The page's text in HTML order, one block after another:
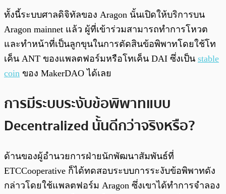
ทั้งนี้ระบบศาลดิจิทัลของ Aragon นั้นเปิดให้บริการบน
Aragon mainnet แล้ว ผู้ที่เข้าร่วมสามารถทำการโหวต
และทำหน้าที่เป็นลูกขุนในการตัดสินข้อพิพาทโดยใช้โท
เค็น ANT ของแพลตฟอร์มหรือโทเค็น DAI ซึ่งเป็น stable
coin ของ MakerDAO ได้เลย
การมีระบบระงับข้อพิพาทแบบ
Decentralized นั้นดีกว่าจริงหรือ?
ด้านของผู้อำนวยการฝ่ายนักพัฒนาสัมพันธ์ที่
ETCCooperative ก็ได้ทดสอบระบบการระงับข้อพิพาทดัง
กล่าวโดยใช้แพลตฟอร์ม Aragon ซึ่งเขาได้ทำการจำลอง